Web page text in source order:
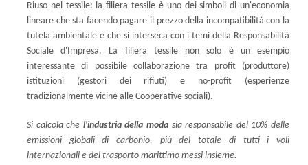
Riuso nel tessile: la filiera tessile è uno dei simboli di un'economia
lineare che sta facendo pagare il prezzo della incompatibilità con la
tutela ambientale e che si interseca con i temi della Responsabilità
Sociale d'Impresa. La filiera tessile non solo è un esempio
interessante di possibile collaborazione tra profit (produttore)
istituzioni (gestori dei rifiuti) e no-profit (esperienze
tradizionalmente vicine alle Cooperative sociali).
Si calcola che l'industria della moda sia responsabile del 10% delle
emissioni globali di carbonio, più del totale di tutti i voli
internazionali e del trasporto marittimo messi insieme.